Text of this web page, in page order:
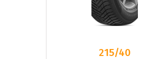
215/40